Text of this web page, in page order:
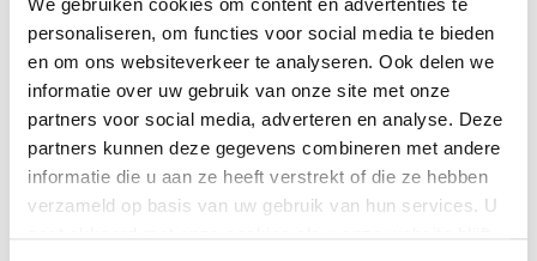
personaliseren, om functies voor social media te bieden
en om ons websiteverkeer te analyseren. Ook delen we
informatie over uw gebruik van onze site met onze
partners voor social media, adverteren en analyse. Deze
partners kunnen deze gegevens combineren met andere
informatie die u aan ze heeft verstrekt of die ze hebben
verzameld op basis van uw gebruik van hun services. U